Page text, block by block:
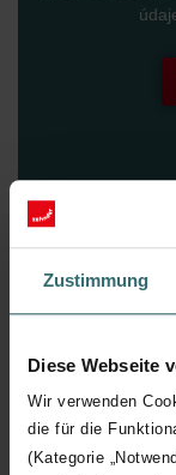
Zustimmung
Diese Webseite
Wir verwenden
die für die
(Kategorie